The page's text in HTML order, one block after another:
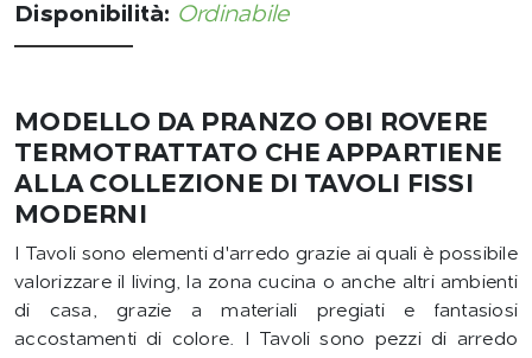
Disponibilità: Ordinabile
MODELLO DA PRANZO OBI ROVERE
TERMOTRATTATO CHE APPARTIENE
ALLA COLLEZIONE DI TAVOLI FISSI
MODERNI
I Tavoli sono elementi d'arredo grazie ai quali è possibile
valorizzare il living, la zona cucina o anche altri ambienti
di casa, grazie a materiali pregiati e fantasiosi
accostamenti di colore. I Tavoli sono pezzi di arredo